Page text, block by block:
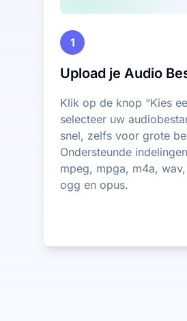
1
Upload je Audio
Klik op de knop “Kies
selecteer uw
snel, zelfs voor grote
Ondersteunde
mpeg, mpga, m4a,
ogg en opus.